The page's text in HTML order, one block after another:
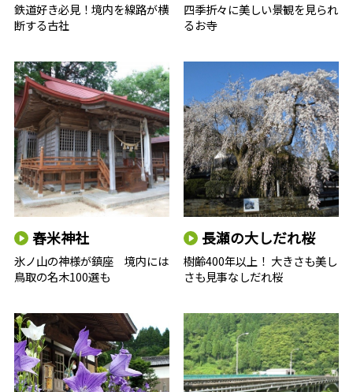
鉄道好き必見！境内を線路が横
断する古社
四季折々に美しい景観を見られ
るお寺
舂米神社
氷ノ山の神様が鎮座 境内には
鳥取の名木100選も
長瀬の大しだれ桜
樹齢400年以上！ 大きさも美し
さも見事なしだれ桜